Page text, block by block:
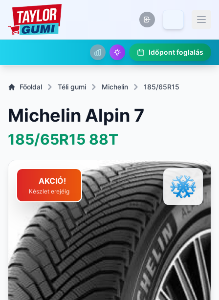
Időpont foglalás
Főoldal Téli gumi Michelin 185/65R15
Michelin Alpin 7
185/65R15 88T
AKCIÓ!
Készlet erejéig